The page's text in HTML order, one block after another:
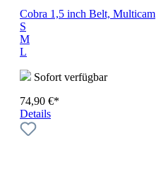
Cobra 1,5 inch Belt, Multicam
S
M
L
Sofort verfügbar
74,90 €*
Details